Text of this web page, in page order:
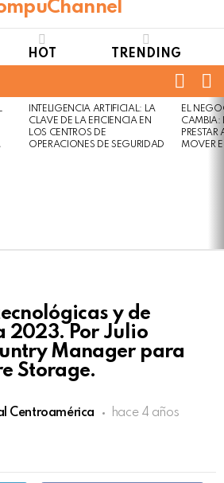
HOT TRENDING
INTELIGENCIA ARTIFICIAL: LA
CLAVE DE LA EFICIENCIA EN
LOS CENTROS DE
OPERACIONES DE SEGURIDAD
EL
CAMBIA:
MOVER
y de
2023. Por Julio
Manager para
Storage.
Centroamérica hace 4 años